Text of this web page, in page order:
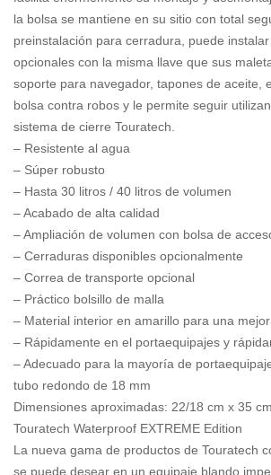
la bolsa se mantiene en su sitio con total
preinstalación para cerradura, puede
opcionales con la misma llave que sus
soporte para navegador, tapones de aceite,
bolsa contra robos y le permite seguir
sistema de cierre Touratech.
– Resistente al agua
– Súper robusto
– Hasta 30 litros / 40 litros de volumen
– Acabado de alta calidad
– Ampliación de volumen con bolsa de
– Cerraduras disponibles opcionalmente
– Correa de transporte opcional
– Práctico bolsillo de malla
– Material interior en amarillo para una
– Rápidamente en el portaequipajes y
– Adecuado para la mayoría de
tubo redondo de 18 mm
Dimensiones aproximadas: 22/18 cm x 35
Touratech Waterproof EXTREME Edition
La nueva gama de productos de Touratech
se puede desear en un equipaje blando